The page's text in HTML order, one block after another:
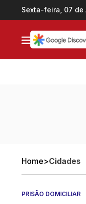
Ir direto pro conteúdo
Sexta-feira, 07 de
Home>Cidades
PRISÃO DOMICILIAR